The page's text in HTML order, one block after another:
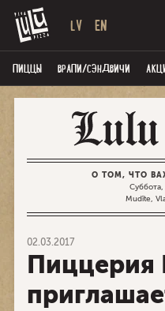
LV EN
ПИЦЦЫ ВРАПИ/СЭНДВИЧИ
О ТОМ, ЧТО
Суббота,
Mudīte,
02.03.2017
Пиццерия